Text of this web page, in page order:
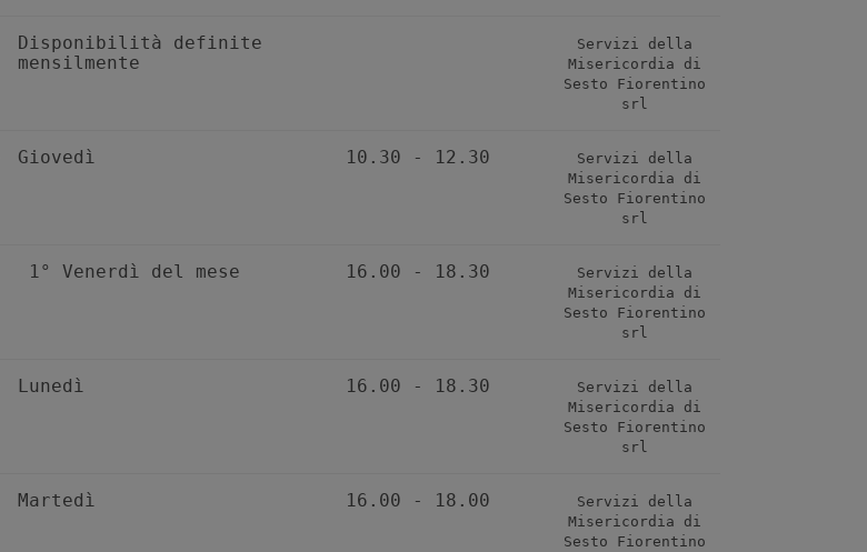
Disponibilità definite
mensilmente
Servizi della
Misericordia di
Sesto Fiorentino
srl
Giovedì 10.30 - 12.30
Servizi della
Misericordia di
Sesto Fiorentino
srl
1° Venerdì del mese 16.00 - 18.30
Servizi della
Misericordia di
Sesto Fiorentino
srl
Lunedì 16.00 - 18.30
Servizi della
Misericordia di
Sesto Fiorentino
srl
Martedì 16.00 - 18.00
Servizi della
Misericordia di
Sesto Fiorentino